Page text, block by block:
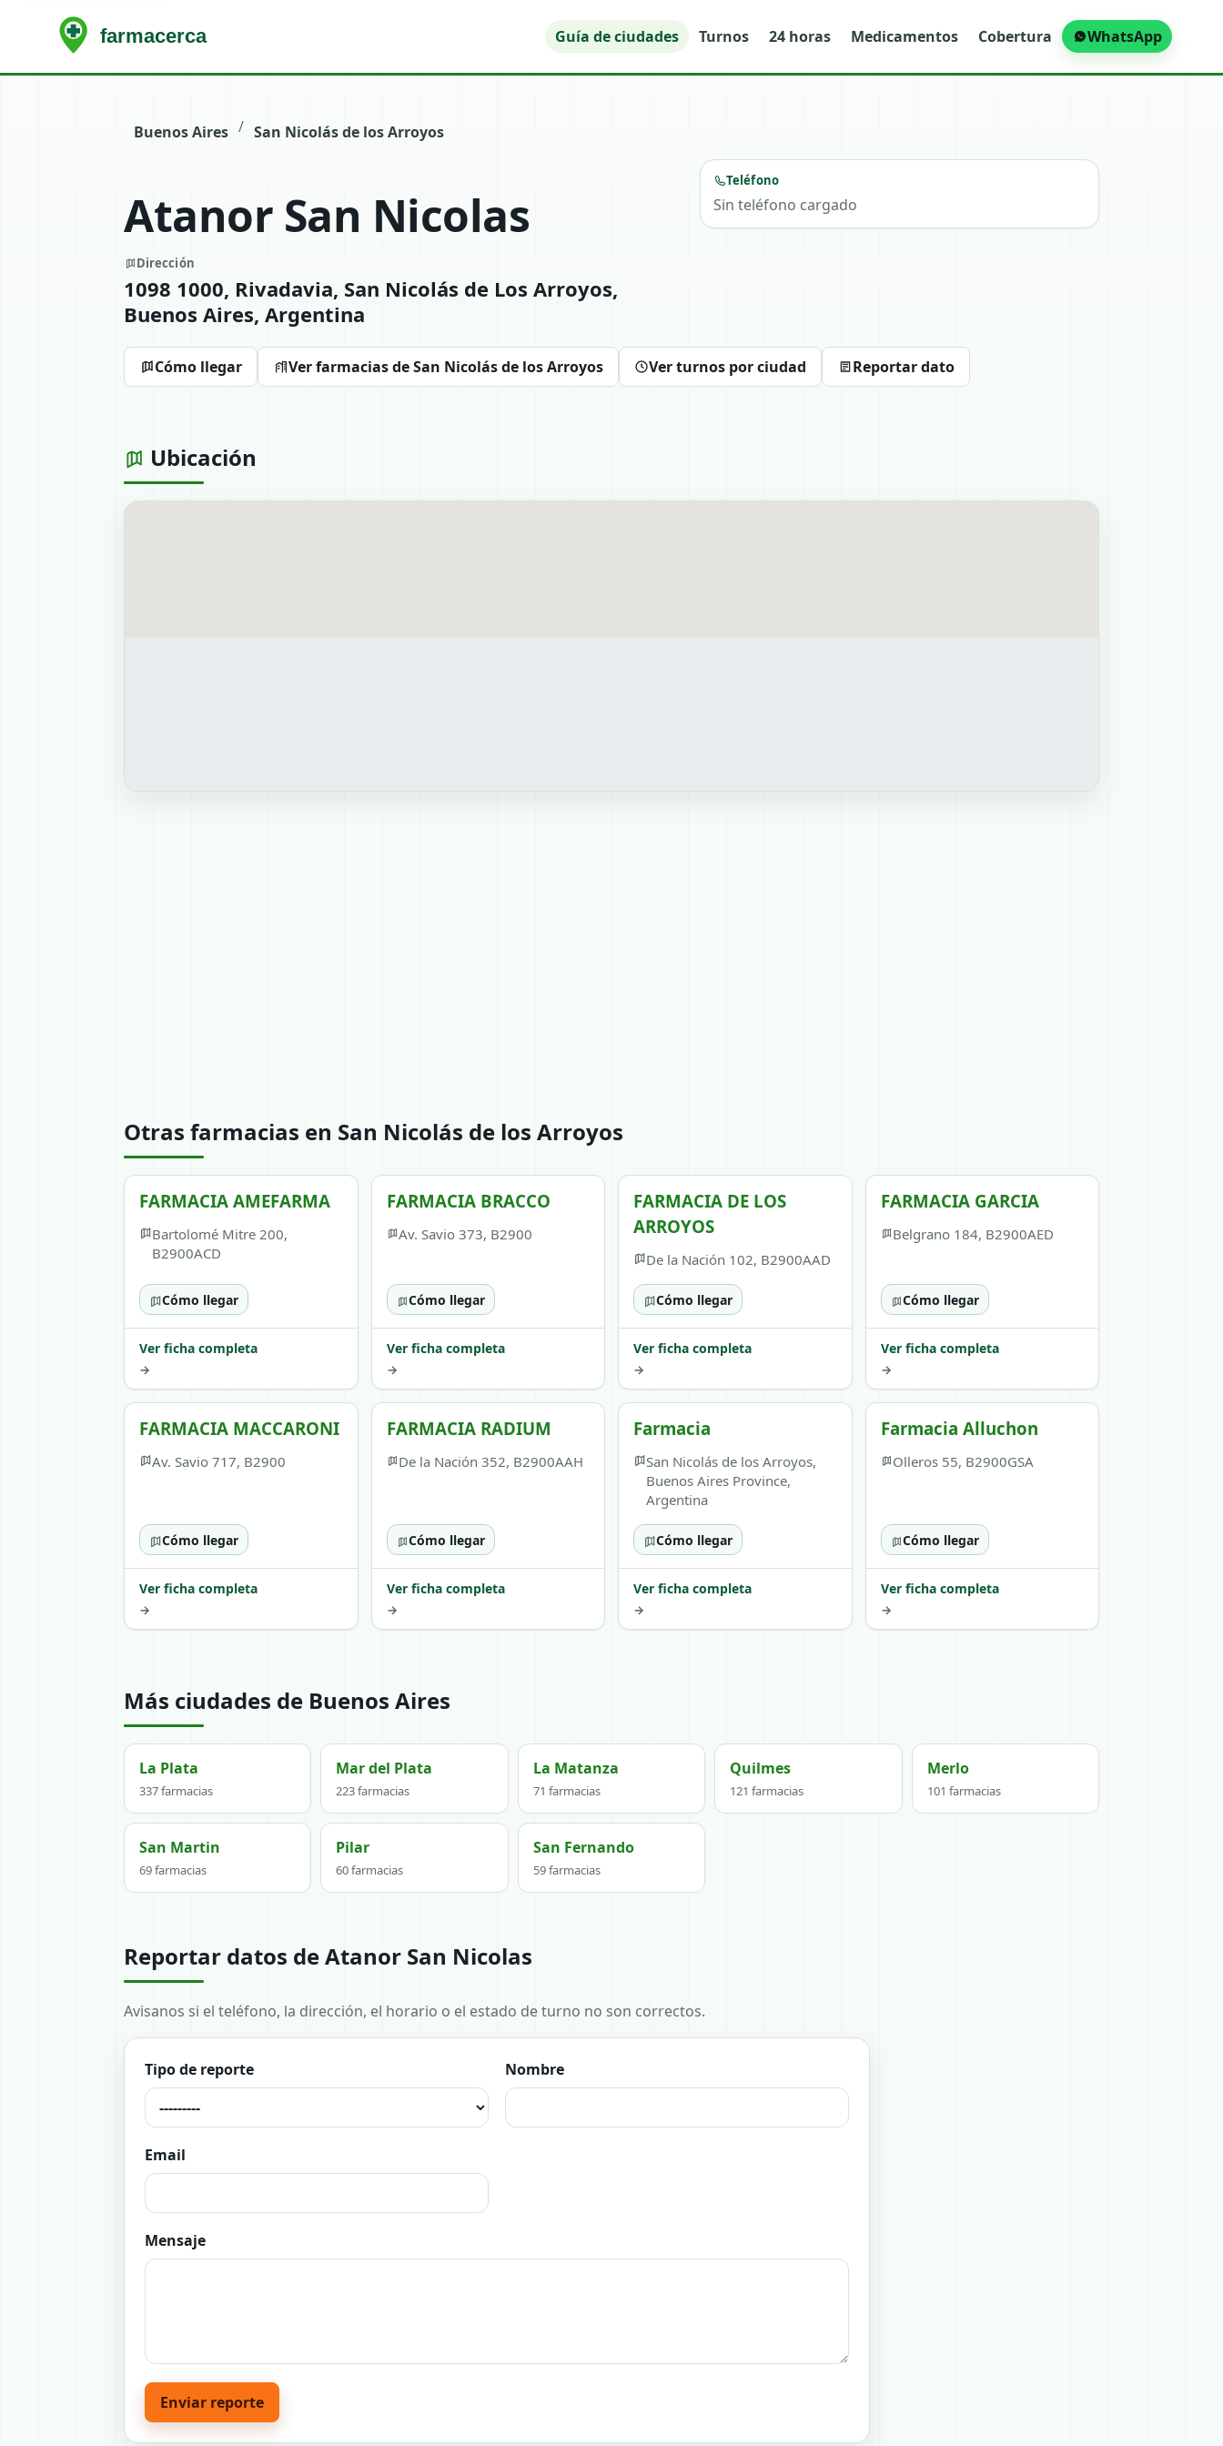
Guía de ciudades Turnos 24 horas Medicamentos Cobertura WhatsApp
Buenos Aires / San Nicolás de los Arroyos
Atanor San Nicolas
Dirección
1098 1000, Rivadavia, San Nicolás de Los Arroyos,
Buenos Aires, Argentina
Teléfono
Sin teléfono cargado
Cómo llegar Ver farmacias de San Nicolás de los Arroyos Ver turnos por ciudad Reportar dato
Ubicación
Otras farmacias en San Nicolás de los Arroyos
FARMACIA AMEFARMA
Bartolomé Mitre 200,
B2900ACD
Cómo llegar
Ver ficha completa
→
FARMACIA BRACCO
Av. Savio 373, B2900
Cómo llegar
Ver ficha completa
→
FARMACIA DE LOS
ARROYOS
De la Nación 102, B2900AAD
Cómo llegar
Ver ficha completa
→
FARMACIA GARCIA
Belgrano 184, B2900AED
Cómo llegar
Ver ficha completa
→
FARMACIA MACCARONI
Av. Savio 717, B2900
Cómo llegar
Ver ficha completa
→
FARMACIA RADIUM
De la Nación 352, B2900AAH
Cómo llegar
Ver ficha completa
→
Farmacia
San Nicolás de los Arroyos,
Buenos Aires Province,
Argentina
Cómo llegar
Ver ficha completa
→
Farmacia Alluchon
Olleros 55, B2900GSA
Cómo llegar
Ver ficha completa
→
Más ciudades de Buenos Aires
La Plata
337 farmacias
Mar del Plata
223 farmacias
La Matanza
71 farmacias
Quilmes
121 farmacias
Merlo
101 farmacias
San Martin
69 farmacias
Pilar
60 farmacias
San Fernando
59 farmacias
Reportar datos de Atanor San Nicolas
Avisanos si el teléfono, la dirección, el horario o el estado de turno no son correctos.
Tipo de reporte Nombre
Email
Mensaje
Enviar reporte